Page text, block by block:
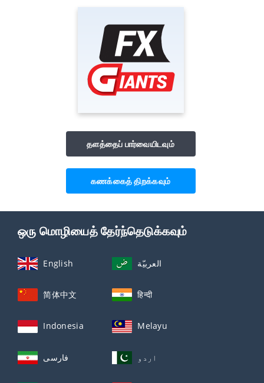
தளத்தைப் பார்வையிடவும்
கணக்கைத் திறக்கவும்
ஒரு மொழியைத் தேர்ந்தெடுக்கவும்
English العربيّة
简体中文 हिन्दी
Indonesia Melayu
فارسی اردو